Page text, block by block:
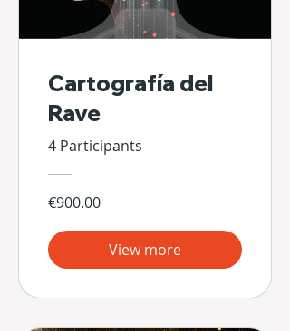
Cartografía del
Rave
4 Participants
€900.00
View more